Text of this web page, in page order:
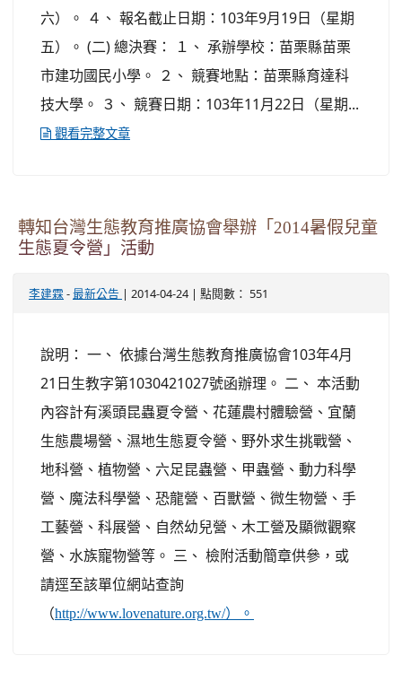
六）。 ４、 報名截止日期：103年9月19日（星期
五）。 (二) 總決賽： １、 承辦學校：苗栗縣苗栗
市建功國民小學。 ２、 競賽地點：苗栗縣育達科
技大學。 ３、 競賽日期：103年11月22日（星期...
觀看完整文章
轉知台灣生態教育推廣協會舉辦「2014暑假兒童
生態夏令營」活動
李建霖 - 最新公告 | 2014-04-24 | 點閱數： 551
說明： 一、 依據台灣生態教育推廣協會103年4月
21日生教字第1030421027號函辦理。 二、 本活動
內容計有溪頭昆蟲夏令營、花蓮農村體驗營、宜蘭
生態農場營、濕地生態夏令營、野外求生挑戰營、
地科營、植物營、六足昆蟲營、甲蟲營、動力科學
營、魔法科學營、恐龍營、百獸營、微生物營、手
工藝營、科展營、自然幼兒營、木工營及顯微觀察
營、水族寵物營等。 三、 檢附活動簡章供參，或
請逕至該單位網站查詢
（http://www.lovenature.org.tw/）。